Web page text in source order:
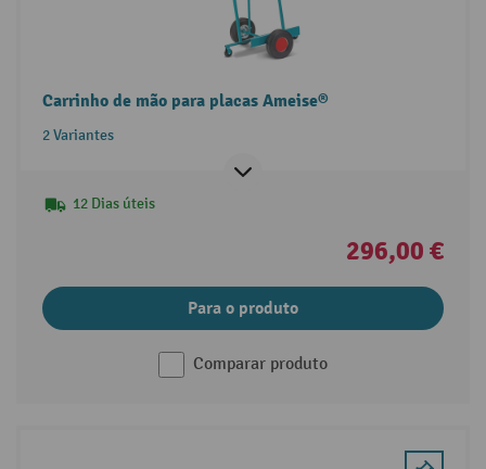
Carrinho de mão para placas Ameise®
2 Variantes
12 Dias úteis
296,00 €
Para o produto
Comparar produto